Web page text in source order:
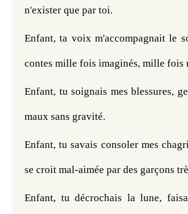
n'exister que par toi.
Enfant, ta voix m'accompagnait le
contes mille fois imaginés, mille fois
Enfant, tu soignais mes blessures,
maux sans gravité.
Enfant, tu savais consoler mes
se croit mal-aimée par des garçons
Enfant, tu décrochais la lune,